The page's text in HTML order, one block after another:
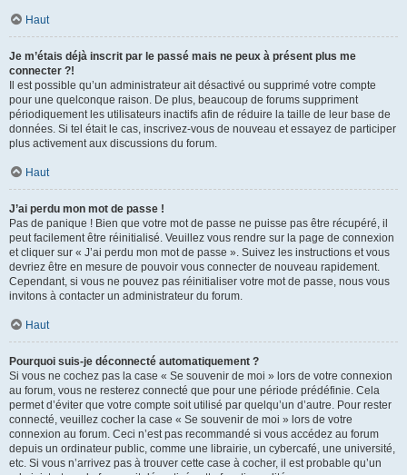
Haut
Je m’étais déjà inscrit par le passé mais ne peux à présent plus me
connecter ?!
Il est possible qu’un administrateur ait désactivé ou supprimé votre compte
pour une quelconque raison. De plus, beaucoup de forums suppriment
périodiquement les utilisateurs inactifs afin de réduire la taille de leur base de
données. Si tel était le cas, inscrivez-vous de nouveau et essayez de participer
plus activement aux discussions du forum.
Haut
J’ai perdu mon mot de passe !
Pas de panique ! Bien que votre mot de passe ne puisse pas être récupéré, il
peut facilement être réinitialisé. Veuillez vous rendre sur la page de connexion
et cliquer sur « J’ai perdu mon mot de passe ». Suivez les instructions et vous
devriez être en mesure de pouvoir vous connecter de nouveau rapidement.
Cependant, si vous ne pouvez pas réinitialiser votre mot de passe, nous vous
invitons à contacter un administrateur du forum.
Haut
Pourquoi suis-je déconnecté automatiquement ?
Si vous ne cochez pas la case « Se souvenir de moi » lors de votre connexion
au forum, vous ne resterez connecté que pour une période prédéfinie. Cela
permet d’éviter que votre compte soit utilisé par quelqu’un d’autre. Pour rester
connecté, veuillez cocher la case « Se souvenir de moi » lors de votre
connexion au forum. Ceci n’est pas recommandé si vous accédez au forum
depuis un ordinateur public, comme une librairie, un cybercafé, une université,
etc. Si vous n’arrivez pas à trouver cette case à cocher, il est probable qu’un